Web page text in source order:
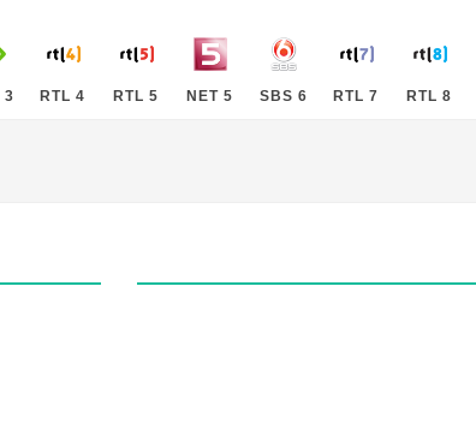
3 RTL 4 RTL 5 NET 5 SBS 6 RTL 7 RTL 8